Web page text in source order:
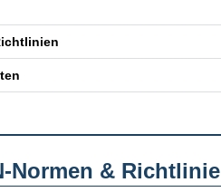
Normen &